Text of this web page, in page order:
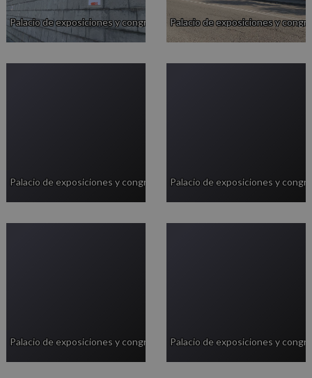
Palacio de exposiciones y congresos Palacio de exposiciones y
Palacio de exposiciones y congresos Palacio de exposiciones y
Palacio de exposiciones y congresos Palacio de exposiciones y